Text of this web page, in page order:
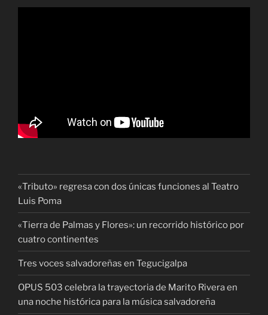
«Tributo» regresa con dos únicas funciones al Teatro
Luis Poma
«Tierra de Palmas y Flores»: un recorrido histórico por
cuatro continentes
Tres voces salvadoreñas en Tegucigalpa
OPUS 503 celebra la trayectoria de Marito Rivera en
una noche histórica para la música salvadoreña